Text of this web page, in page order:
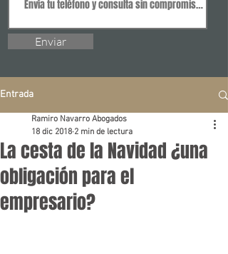
Entrada
La cesta de la Navidad ¿una
obligación para el
empresario?
Ramiro Navarro Abogados
18 dic 2018 2 min de lectura
Enviar